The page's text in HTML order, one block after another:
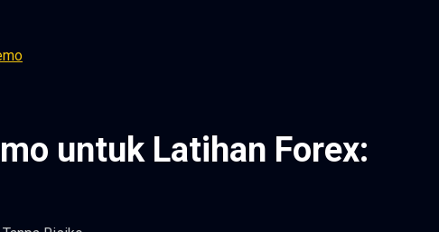
untuk Latihan Forex: